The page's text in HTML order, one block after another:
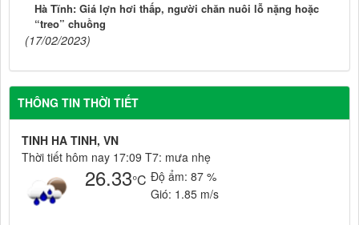
Hà Tĩnh: Giá lợn hơi thấp, người chăn nuôi lỗ nặng hoặc
“treo” chuồng
(17/02/2023)
THÔNG TIN THỜI TIẾT
TINH HA TINH, VN
Thời tiết hôm nay 17:09 T7: mưa nhẹ
26.33°C Độ ẩm: 87 %
Gió: 1.85 m/s